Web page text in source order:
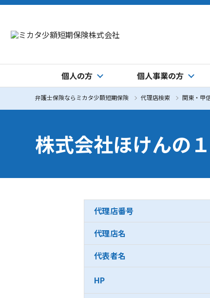
個人の方 個人事業の方
弁護士保険ならミカタ少額短期保険 代理店検索 関東・甲
株式会社ほけんの
代理店番号
代理店名
代表者名
HP